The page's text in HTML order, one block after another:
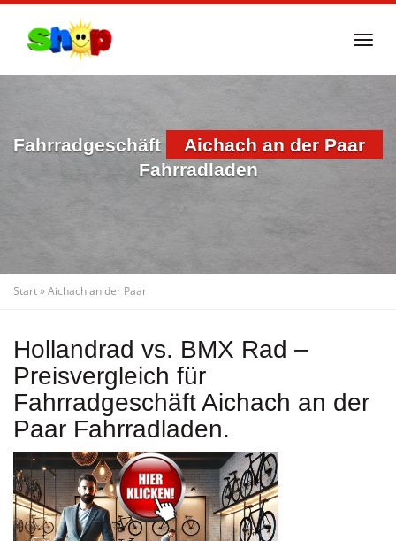
Fahrradgeschäft
Aichach an der Paar
Fahrradladen
Start»Aichach an der Paar
Hollandrad vs. BMX Rad –
Preisvergleich für
Fahrradgeschäft Aichach an der
Paar Fahrradladen.